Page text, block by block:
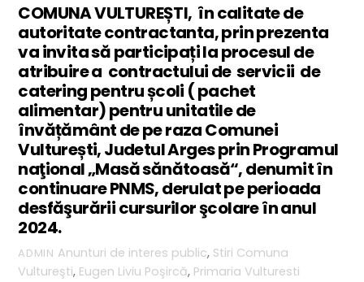
COMUNA VULTUREȘTI, în calitate de
autoritate contractanta, prin prezenta
va invita să participați la procesul de
atribuire a contractului de servicii de
catering pentru școli ( pachet
alimentar) pentru unitatile de
învățământ de pe raza Comunei
Vulturești, Judetul Arges prin Programul
naţional „Masă sănătoasă“, denumit în
continuare PNMS, derulat pe perioada
desfăşurării cursurilor şcolare în anul
2024.
ADMIN Anunturi de interes public, Stiri Comuna
Vultureşti, Eugen Liviu Poşircă, Primaria Vulturesti